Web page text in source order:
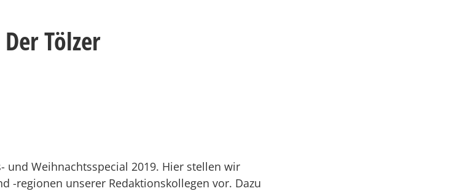
Tölzer
und Weihnachtsspecial 2019. Hier stellen wir
-regionen unserer Redaktionskollegen vor. Dazu